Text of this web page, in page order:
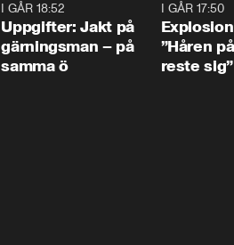
I GÅR 18:52
Uppgifter: Jakt på
gärningsman – på
samma ö
I GÅR 17:50
”Håren
reste sig”